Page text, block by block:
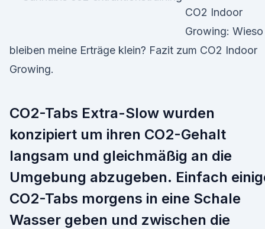
CO2 Indoor
Growing: Wieso
bleiben meine Erträge klein? Fazit zum CO2 Indoor
Growing.
CO2-Tabs Extra-Slow wurden
konzipiert um ihren CO2-Gehalt
langsam und gleichmäßig an die
Umgebung abzugeben. Einfach
CO2-Tabs morgens in eine Schale
Wasser geben und zwischen die